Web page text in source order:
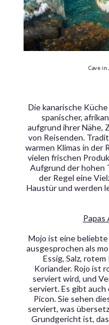
Cave in
Die kanarische
spanischer,
aufgrund ihrer Nähe,
von Reisenden.
warmen Klimas in der
vielen frischen
Aufgrund der hohen
der Regel eine
Haustür und werden
Papas
Mojo ist eine beliebte
ausgesprochen als
Essig, Salz,
Koriander. Rojo ist
serviert wird, und
serviert. Es gibt auch
Picon. Sie sehen
serviert, was
Grundgericht ist,